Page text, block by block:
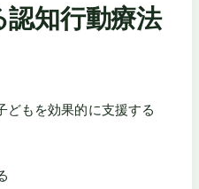
知行動療法
どもを効果的に支援する